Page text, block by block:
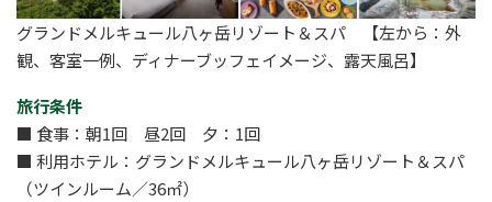
グランドメルキュール八ヶ岳リゾート＆スパ 【左から：外
観、客室一例、ディナーブッフェイメージ、露天風呂】
旅行条件
■ 食事：朝1回 昼2回 夕：1回
■ 利用ホテル： グランドメルキュール八ヶ岳リゾート＆スパ
（ツインルーム／36㎡）